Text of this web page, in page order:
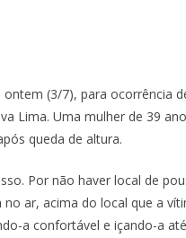
(3/7), para ocorrência
Lima. Uma mulher de 39
queda de altura.
Por não haver local de
ar, acima do local que a
a confortável e içando-a